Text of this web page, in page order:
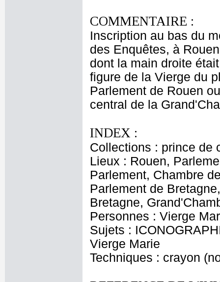
COMMENTAIRE :
Inscription au bas du
des Enquêtes, à
dont la main droite
figure de la Vierge du
Parlement de Rouen
central de la
INDEX :
Collections : prince de
Lieux : Rouen,
Parlement, Chambre
Parlement de
Bretagne,
Personnes : Vierge
Sujets :
Vierge Marie
Techniques : crayon